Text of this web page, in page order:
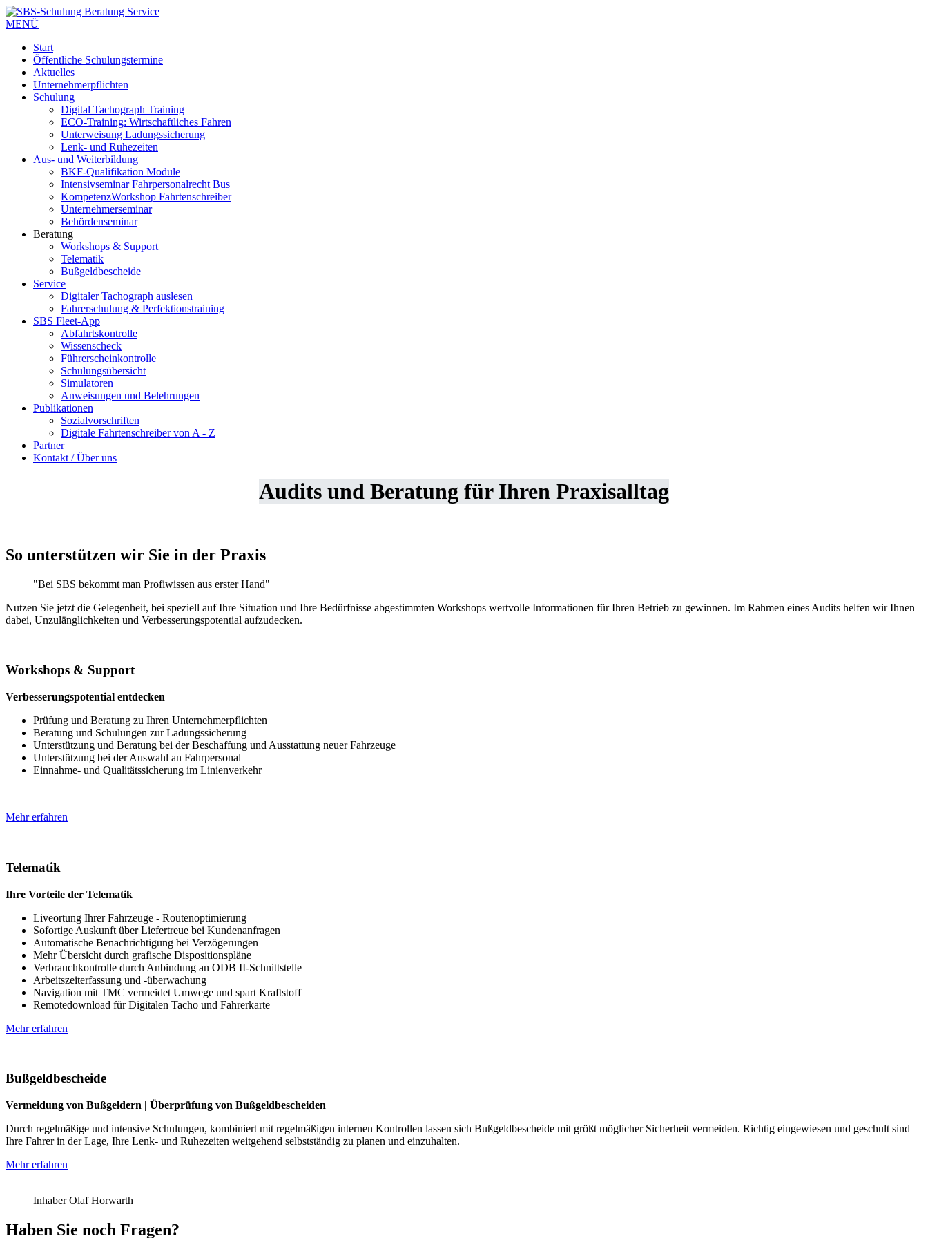
MENÜ
Start
Öffentliche Schulungstermine
Aktuelles
Unternehmerpflichten
Schulung
Digital Tachograph Training
ECO-Training: Wirtschaftliches Fahren
Unterweisung Ladungssicherung
Lenk- und Ruhezeiten
Aus- und Weiterbildung
BKF-Qualifikation Module
Intensivseminar Fahrpersonalrecht Bus
KompetenzWorkshop Fahrtenschreiber
Unternehmerseminar
Behördenseminar
Beratung
Workshops & Support
Telematik
Bußgeldbescheide
Service
Digitaler Tachograph auslesen
Fahrerschulung & Perfektionstraining
SBS Fleet-App
Abfahrtskontrolle
Wissenscheck
Führerscheinkontrolle
Schulungsübersicht
Simulatoren
Anweisungen und Belehrungen
Publikationen
Sozialvorschriften
Digitale Fahrtenschreiber von A - Z
Partner
Kontakt / Über uns
Audits und Beratung für Ihren Praxisalltag
So unterstützen wir Sie in der Praxis
"Bei SBS bekommt man Profiwissen aus erster Hand"
Nutzen Sie jetzt die Gelegenheit, bei speziell auf Ihre Situation und Ihre Bedürfnisse abgestimmten Workshops wertvolle Informationen für Ihren Betrieb zu gewinnen. Im Rahmen eines Audits helfen wir Ihnen
dabei, Unzulänglichkeiten und Verbesserungspotential aufzudecken.
Workshops & Support
Verbesserungspotential entdecken
Prüfung und Beratung zu Ihren Unternehmerpflichten
Beratung und Schulungen zur Ladungssicherung
Unterstützung und Beratung bei der Beschaffung und Ausstattung neuer Fahrzeuge
Unterstützung bei der Auswahl an Fahrpersonal
Einnahme- und Qualitätssicherung im Linienverkehr
Mehr erfahren
Telematik
Ihre Vorteile der Telematik
Liveortung Ihrer Fahrzeuge - Routenoptimierung
Sofortige Auskunft über Liefertreue bei Kundenanfragen
Automatische Benachrichtigung bei Verzögerungen
Mehr Übersicht durch grafische Dispositionspläne
Verbrauchkontrolle durch Anbindung an ODB II-Schnittstelle
Arbeitszeiterfassung und -überwachung
Navigation mit TMC vermeidet Umwege und spart Kraftstoff
Remotedownload für Digitalen Tacho und Fahrerkarte
Mehr erfahren
Bußgeldbescheide
Vermeidung von Bußgeldern | Überprüfung von Bußgeldbescheiden
Durch regelmäßige und intensive Schulungen, kombiniert mit regelmäßigen internen Kontrollen lassen sich Bußgeldbescheide mit größt möglicher Sicherheit vermeiden. Richtig eingewiesen und geschult sind
Ihre Fahrer in der Lage, Ihre Lenk- und Ruhezeiten weitgehend selbstständig zu planen und einzuhalten.
Mehr erfahren
Inhaber Olaf Horwarth
Haben Sie noch Fragen?